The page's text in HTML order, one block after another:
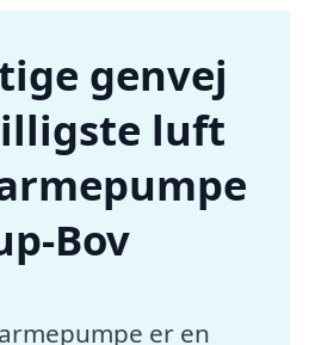
genvej
luft
Bov
er en